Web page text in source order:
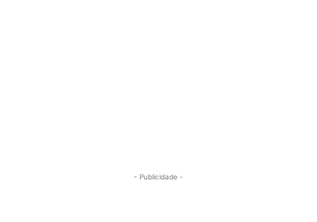
- Publicidade -